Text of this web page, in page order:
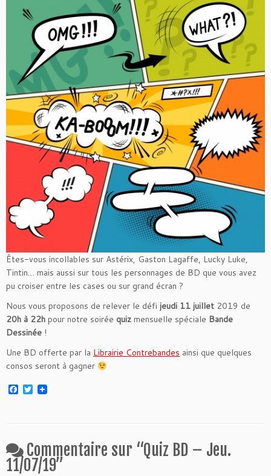
Êtes-vous incollables sur Astérix, Gaston Lagaffe, Lucky Luke,
Tintin… mais aussi sur tous les personnages de BD que vous avez
pu croiser entre les cases ou sur grand écran ?
Nous vous proposons de relever le défi jeudi 11 juillet 2019 de
20h à 22h pour notre soirée quiz mensuelle spéciale Bande
Dessinée !
Une BD offerte par la Librairie Contrebandes ainsi que quelques
consos seront à gagner
F
o
k
T
w
r
Commentaire sur “Quiz BD – Jeu.
11/07/19”